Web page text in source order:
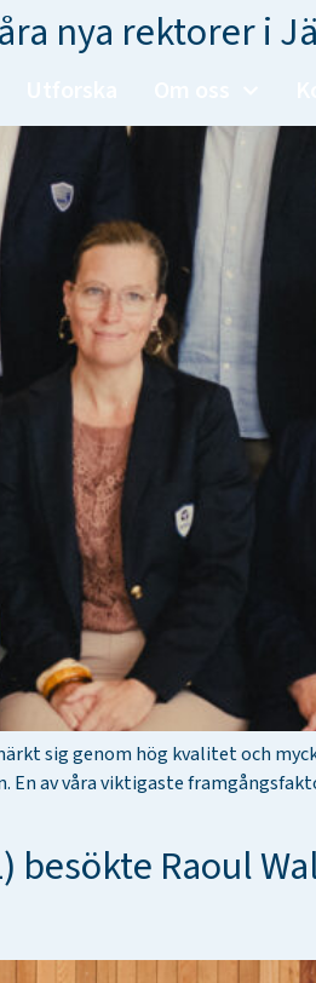
nya rektorer i
sig genom hög kvalitet och
av våra viktigaste
besökte Raoul